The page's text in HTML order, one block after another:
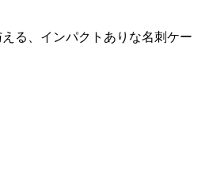
る、インパクトありな名刺ケー